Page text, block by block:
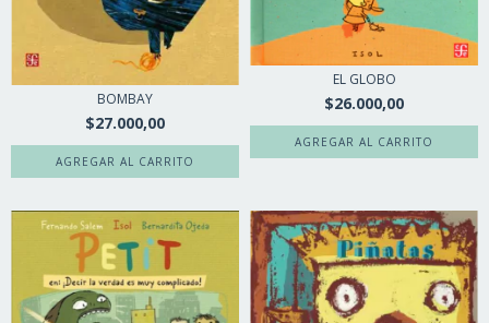
BOMBAY
$27.000,00
EL GLOBO
$26.000,00